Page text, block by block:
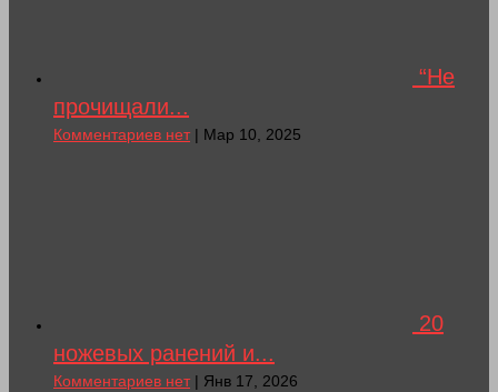
“Не
прочищали...
Комментариев нет| Мар 10, 2025
20
ножевых ранений и...
Комментариев нет| Янв 17, 2026